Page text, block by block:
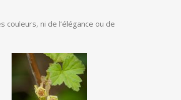
ni de l’élégance ou de